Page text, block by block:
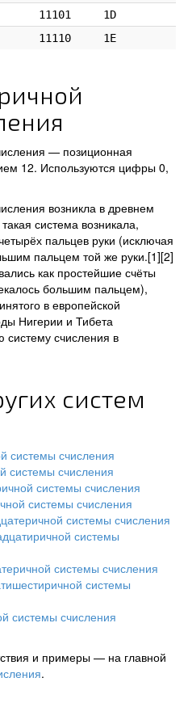
11101
1D
11110 1E
— позиционная
12. Используются цифры 0,
возникла в древнем
система возникала,
пальцев руки (исключая
пальцем той же руки.[1][2]
как простейшие счёты
большим пальцем),
в европейской
Нигерии и Тибета
систему счисления в
систем
системы счисления
системы счисления
системы счисления
системы счисления
системы счисления
системы
системы счисления
системы
системы счисления
и примеры — на главной
.